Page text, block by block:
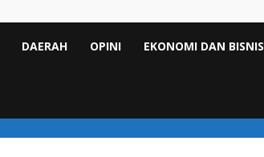
DAERAH OPINI EKONOMI DAN BISNIS